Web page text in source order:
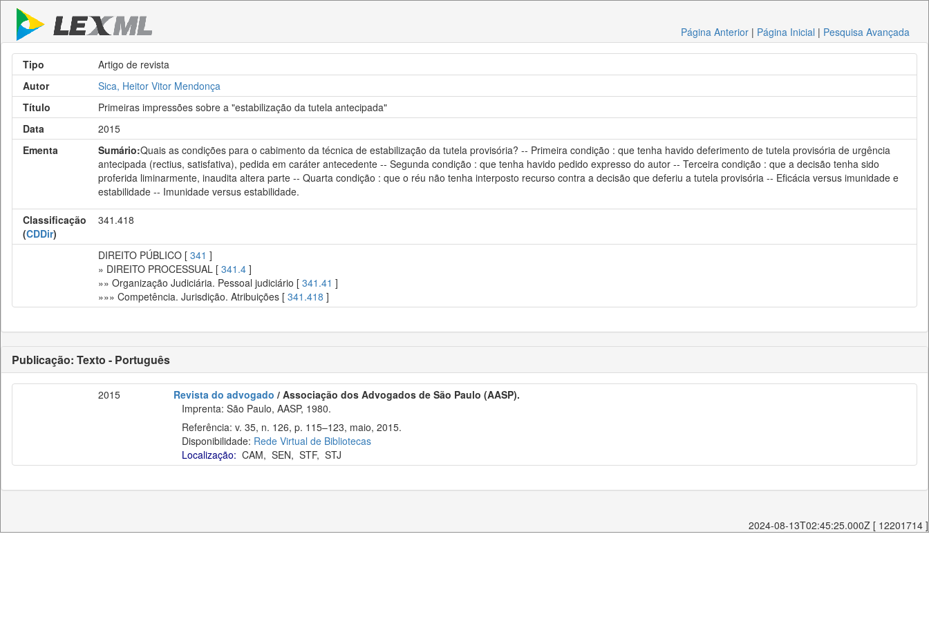
Página Anterior | Página Inicial | Pesquisa Avançada
Tipo
Artigo de revista
Autor
Sica, Heitor Vitor Mendonça
Título
Primeiras impressões sobre a "estabilização da tutela antecipada"
Data
2015
Ementa
Sumário:Quais as condições para o cabimento da técnica de estabilização da tutela provisória? -- Primeira condição : que tenha havido deferimento de tutela provisória de urgência
antecipada (rectius, satisfativa), pedida em caráter antecedente -- Segunda condição : que tenha havido pedido expresso do autor -- Terceira condição : que a decisão tenha sido
proferida liminarmente, inaudita altera parte -- Quarta condição : que o réu não tenha interposto recurso contra a decisão que deferiu a tutela provisória -- Eficácia versus imunidade e
estabilidade -- Imunidade versus estabilidade.
Classificação
(CDDir)
341.418
DIREITO PÚBLICO [ 341 ]
» DIREITO PROCESSUAL [ 341.4 ]
»» Organização Judiciária. Pessoal judiciário [ 341.41 ]
»»» Competência. Jurisdição. Atribuições [ 341.418 ]
Publicação: Texto - Português
2015 Revista do advogado / Associação dos Advogados de São Paulo (AASP).
Imprenta: São Paulo, AASP, 1980.
Referência: v. 35, n. 126, p. 115–123, maio, 2015.
Disponibilidade: Rede Virtual de Bibliotecas
Localização: CAM, SEN, STF, STJ
2024-08-13T02:45:25.000Z [ 12201714 ]